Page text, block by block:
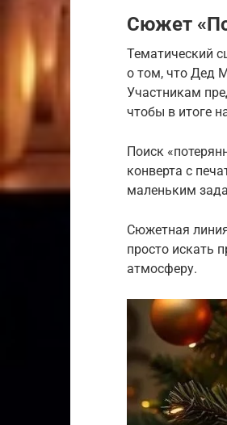
Сюжет
Тематический
о том, что Дед
Участникам
чтобы в итоге
Поиск
конверта с
маленьким
Сюжетная
просто искать
атмосферу.